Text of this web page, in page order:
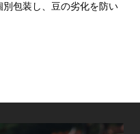
包装し、豆の劣化を防い